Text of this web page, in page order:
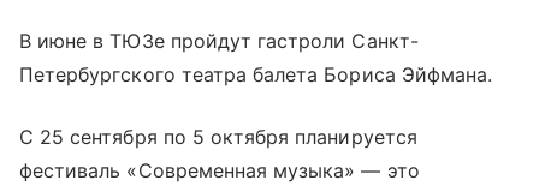
В июне в ТЮЗе пройдут гастроли Санкт-
Петербургского театра балета Бориса Эйфмана.
С 25 сентября по 5 октября планируется
фестиваль «Современная музыка» — это